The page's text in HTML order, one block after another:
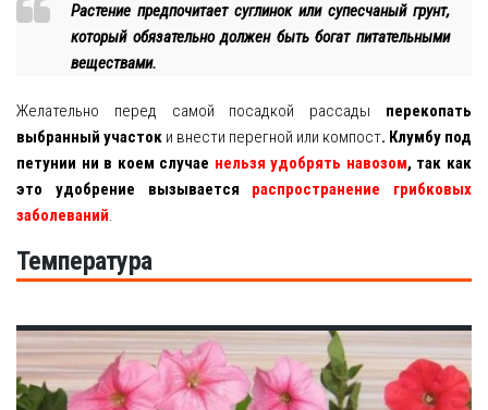
Растение предпочитает суглинок или супесчаный грунт,
который обязательно должен быть богат питательными
веществами.
Желательно перед самой посадкой рассады перекопать
выбранный участок и внести перегной или компост. Клумбу под
петунии ни в коем случае нельзя удобрять навозом, так как
это удобрение вызывается распространение грибковых
заболеваний.
Температура